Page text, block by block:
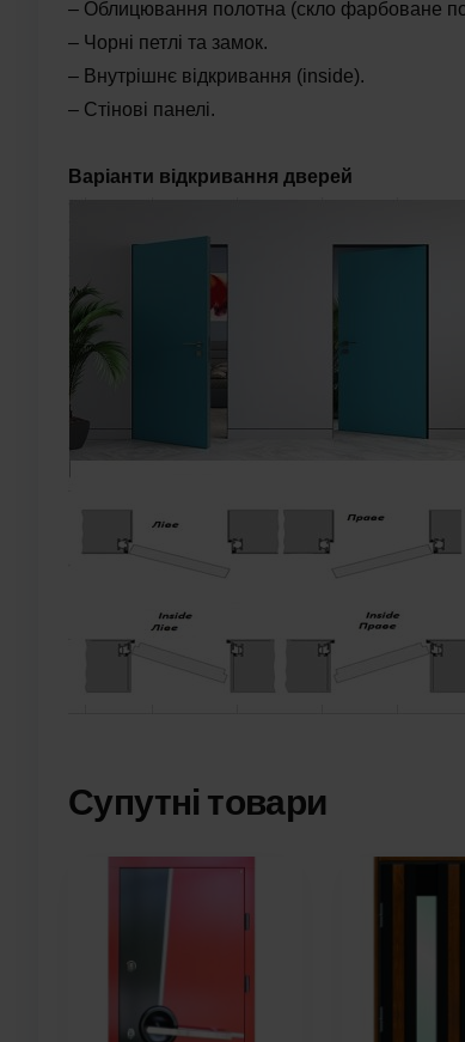
– Облицювання полотна (скло фарбоване
– Чорні петлі та замок.
– Внутрішнє відкривання (inside).
– Стінові панелі.
Варіанти відкривання дверей
Супутні товари